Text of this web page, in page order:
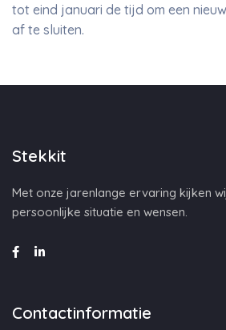
tot eind januari de tijd om een
af te sluiten.
Stekkit
Met onze jarenlange ervaring kijken
persoonlijke situatie en wensen.
Contactinformatie